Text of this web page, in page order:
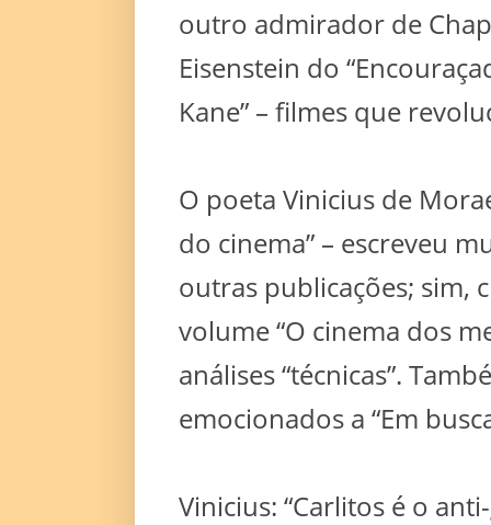
outro admirador de
Eisenstein do
Kane” – filmes que
O poeta Vinicius de
do cinema” – escreveu
outras publicações; sim,
volume “O cinema dos
análises “técnicas”.
emocionados a “Em
Vinicius: “Carlitos é o